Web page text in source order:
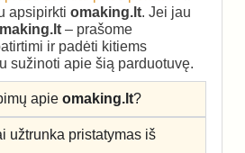
apsipirkti omaking.lt. Jei jau
– prašome
ir padėti kitiems
sužinoti apie šią parduotuvę.
apieomaking.lt?
užtrunka pristatymas iš